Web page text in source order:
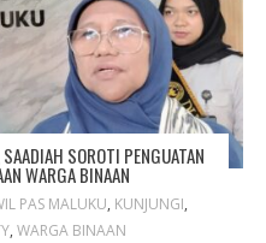
SOROTI PENGUATAN
WARGA BINAAN
PAS MALUKU, KUNJUNGI,
, WARGA BINAAN